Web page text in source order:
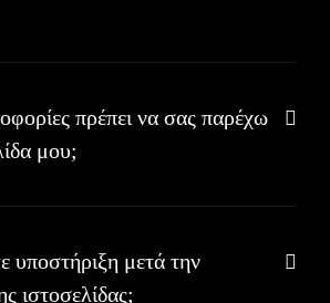
πρέπει να σας παρέχω
μου;
υποστήριξη μετά την
ιστοσελίδας;